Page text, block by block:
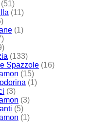
(51)
(11)
(1)
(133)
Spazzole (16)
(15)
(1)
(3)
(3)
(5)
(1)